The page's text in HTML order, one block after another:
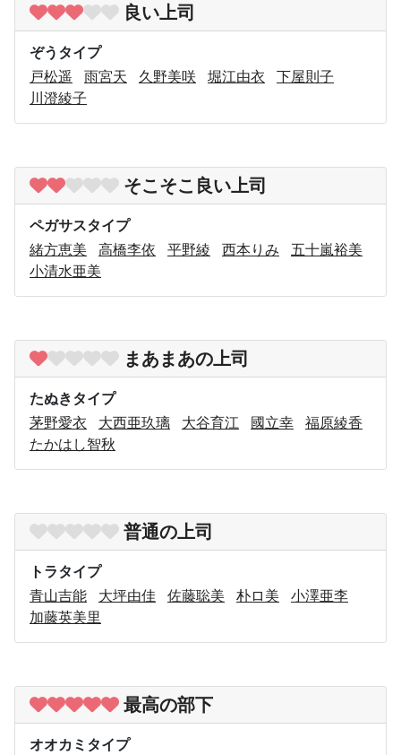
良い上司
ぞうタイプ
戸松遥
雨宮天 久野美咲 堀江由衣
下屋則子
川澄綾子
そこそこ良い上司
ペガサスタイプ
緒方恵美
高橋李依 平野綾 西本りみ
五十嵐裕美
小清水亜美
まあまあの上司
たぬきタイプ
茅野愛衣
大西亜玖璃 大谷育江 國立幸
福原綾香
たかはし智秋
普通の上司
トラタイプ
青山吉能
大坪由佳 佐藤聡美 朴ロ美
小澤亜李
加藤英美里
最高の部下
オオカミタイプ